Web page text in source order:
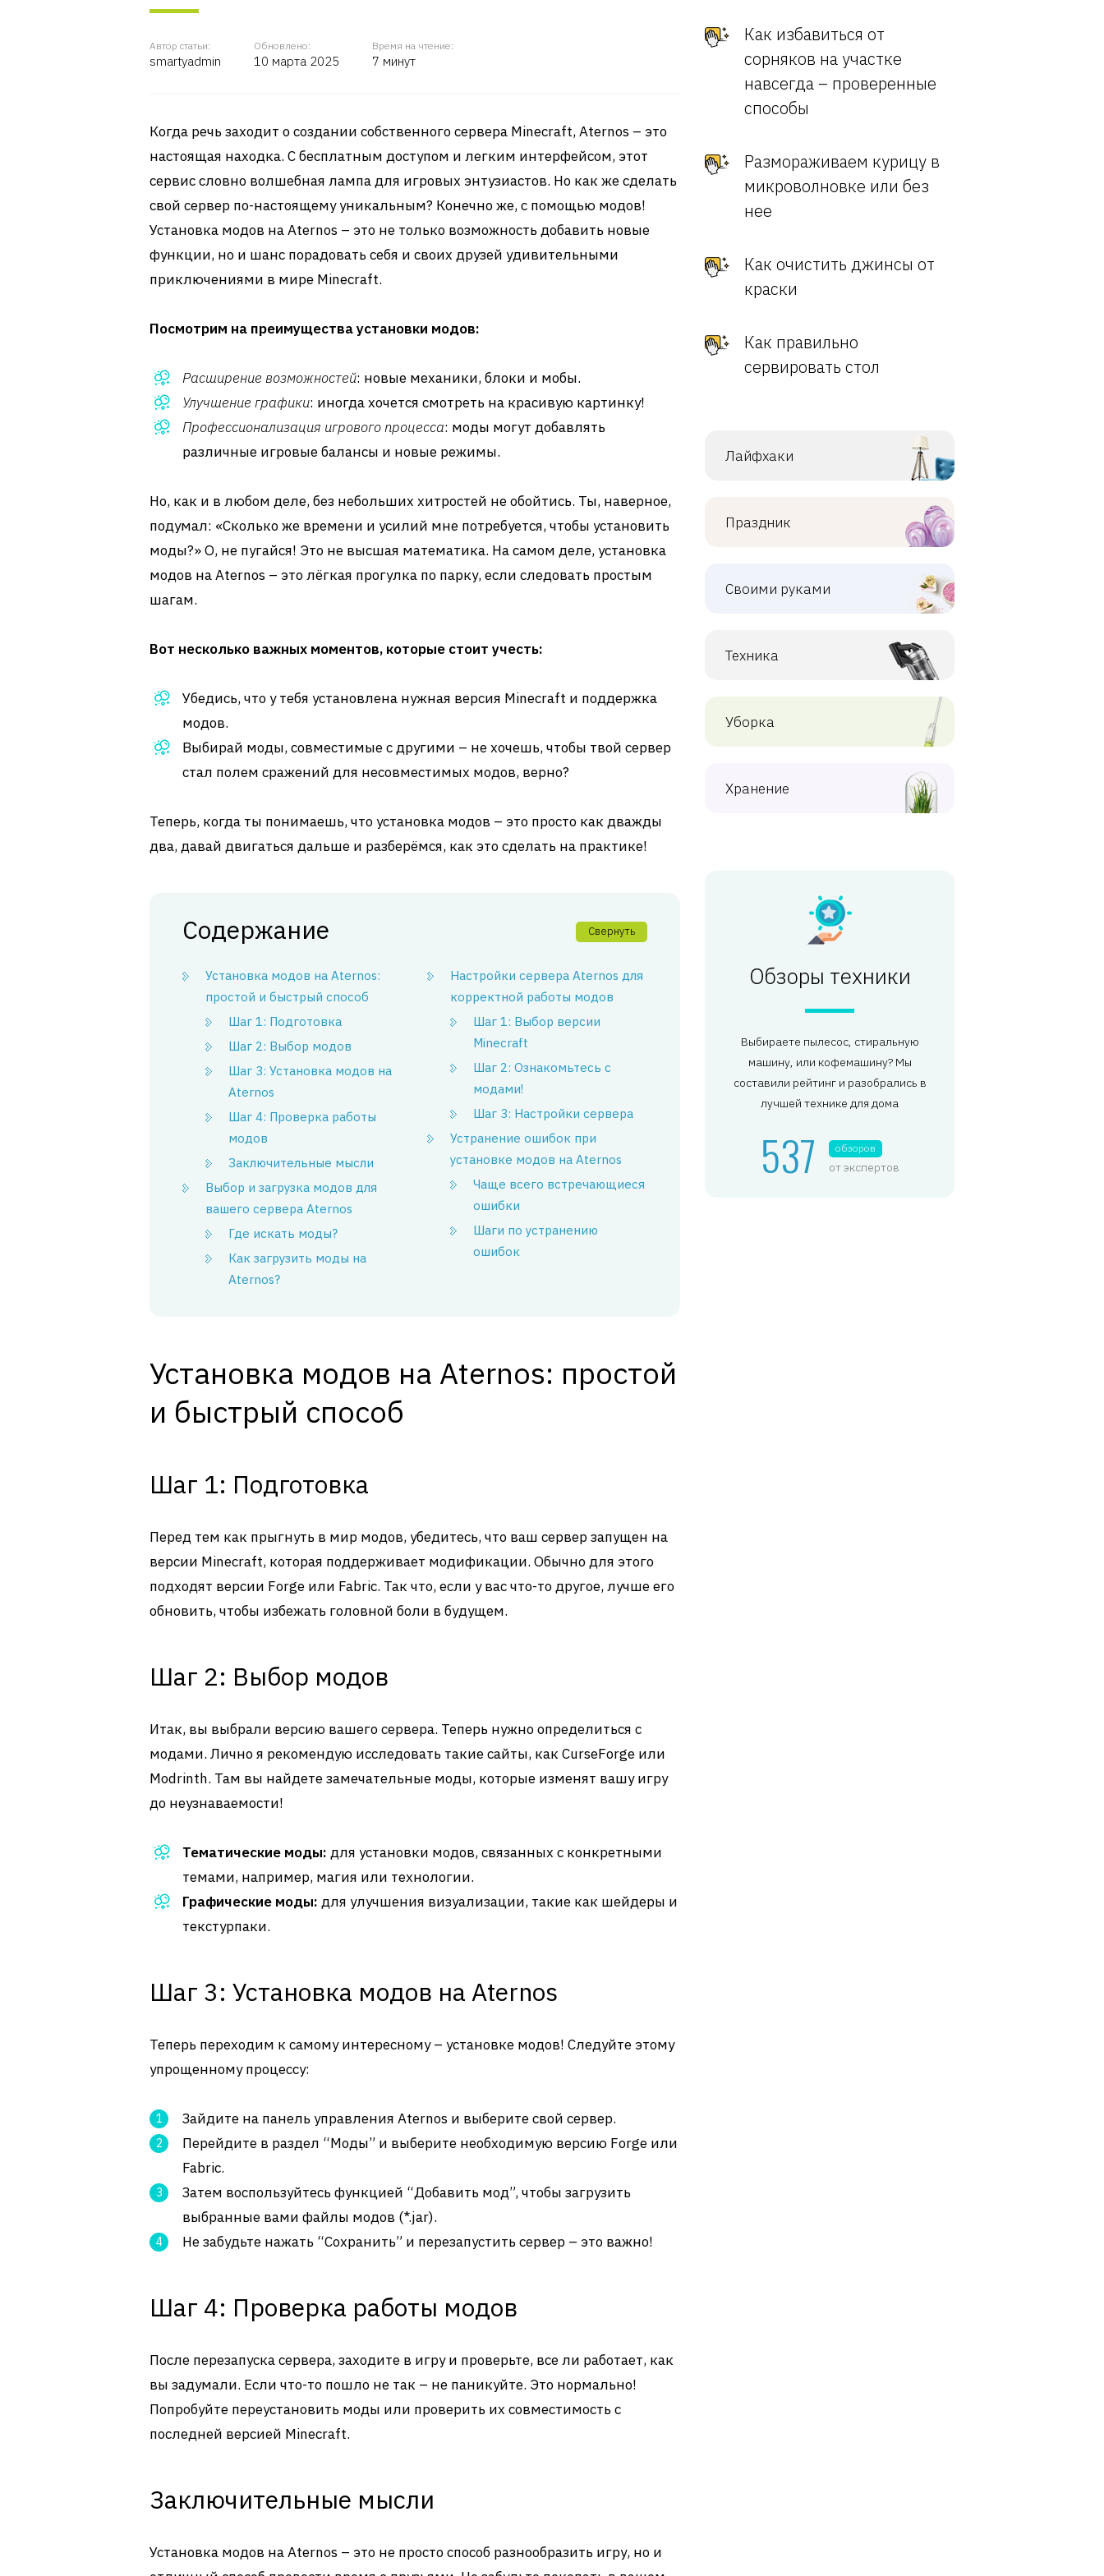
Автор статьи:
smartyadmin
Обновлено:
10 марта 2025
Время на чтение:
7 минут
Когда речь заходит о создании собственного сервера Minecraft, Aternos – это
настоящая находка. С бесплатным доступом и легким интерфейсом, этот
сервис словно волшебная лампа для игровых энтузиастов. Но как же сделать
свой сервер по-настоящему уникальным? Конечно же, с помощью модов!
Установка модов на Aternos – это не только возможность добавить новые
функции, но и шанс порадовать себя и своих друзей удивительными
приключениями в мире Minecraft.
Посмотрим на преимущества установки модов:
Расширение возможностей: новые механики, блоки и мобы.
Улучшение графики: иногда хочется смотреть на красивую картинку!
Профессионализация игрового процесса: моды могут добавлять
различные игровые балансы и новые режимы.
Но, как и в любом деле, без небольших хитростей не обойтись. Ты, наверное,
подумал: «Сколько же времени и усилий мне потребуется, чтобы установить
моды?» О, не пугайся! Это не высшая математика. На самом деле, установка
модов на Aternos – это лёгкая прогулка по парку, если следовать простым
шагам.
Вот несколько важных моментов, которые стоит учесть:
Убедись, что у тебя установлена нужная версия Minecraft и поддержка
модов.
Выбирай моды, совместимые с другими – не хочешь, чтобы твой сервер
стал полем сражений для несовместимых модов, верно?
Теперь, когда ты понимаешь, что установка модов – это просто как дважды
два, давай двигаться дальше и разберёмся, как это сделать на практике!
Содержание Свернуть
Установка модов на Aternos:
простой и быстрый способ
Шаг 1: Подготовка
Шаг 2: Выбор модов
Шаг 3: Установка модов на
Aternos
Шаг 4: Проверка работы
модов
Заключительные мысли
Выбор и загрузка модов для
вашего сервера Aternos
Где искать моды?
Как загрузить моды на
Aternos?
Настройки сервера Aternos для
корректной работы модов
Шаг 1: Выбор версии
Minecraft
Шаг 2: Ознакомьтесь с
модами!
Шаг 3: Настройки сервера
Устранение ошибок при
установке модов на Aternos
Чаще всего встречающиеся
ошибки
Шаги по устранению
ошибок
Установка модов на Aternos: простой
и быстрый способ
Шаг 1: Подготовка
Перед тем как прыгнуть в мир модов, убедитесь, что ваш сервер запущен на
версии Minecraft, которая поддерживает модификации. Обычно для этого
подходят версии Forge или Fabric. Так что, если у вас что-то другое, лучше его
обновить, чтобы избежать головной боли в будущем.
Шаг 2: Выбор модов
Итак, вы выбрали версию вашего сервера. Теперь нужно определиться с
модами. Лично я рекомендую исследовать такие сайты, как CurseForge или
Modrinth. Там вы найдете замечательные моды, которые изменят вашу игру
до неузнаваемости!
Тематические моды: для установки модов, связанных с конкретными
темами, например, магия или технологии.
Графические моды: для улучшения визуализации, такие как шейдеры и
текстурпаки.
Шаг 3: Установка модов на Aternos
Теперь переходим к самому интересному – установке модов! Следуйте этому
упрощенному процессу:
Зайдите на панель управления Aternos и выберите свой сервер.
Перейдите в раздел “Моды” и выберите необходимую версию Forge или
Fabric.
Затем воспользуйтесь функцией “Добавить мод”, чтобы загрузить
выбранные вами файлы модов (*.jar).
Не забудьте нажать “Сохранить” и перезапустить сервер – это важно!
Шаг 4: Проверка работы модов
После перезапуска сервера, заходите в игру и проверьте, все ли работает, как
вы задумали. Если что-то пошло не так – не паникуйте. Это нормально!
Попробуйте переустановить моды или проверить их совместимость с
последней версией Minecraft.
Заключительные мысли
Установка модов на Aternos – это не просто способ разнообразить игру, но и
Как избавиться от
сорняков на участке
навсегда – проверенные
способы
Размораживаем курицу в
микроволновке или без
нее
Как очистить джинсы от
краски
Как правильно
сервировать стол
Лайфхаки
Праздник
Своими руками
Техника
Уборка
Хранение
Обзоры техники
Выбираете пылесос, стиральную
машину, или кофемашину? Мы
составили рейтинг и разобрались в
лучшей технике для дома
537 обзоров
от экспертов